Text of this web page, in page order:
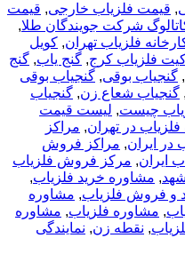
, قیمت فلزیاب خارجی, قیمت
شرکت جویندگان طلا,
فلزیاب تهران, کویل
فلزیاب کرج, گنج یاب, گنج
, گنجیاب بوقی, گنجیاب بوقی
, گنجیاب شعاع زن, گنجیاب
چیست, لیست قیمت
در تهران, مراکز
در ایران, مراکز فروش
ایران, مرکز فروش فلزیاب
, مشاوره خرید فلزیاب,
و فروش فلزیاب, مشاوره
, مشاوره فلزیاب, مشاوره
, نقطه زن, نمایندگی